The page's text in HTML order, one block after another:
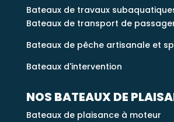
Bateaux de travaux
Bateaux de transport de
Bateaux de pêche artisanale et
Bateaux d'intervention
NOS BATEAUX DE
Bateaux de plaisance à moteur